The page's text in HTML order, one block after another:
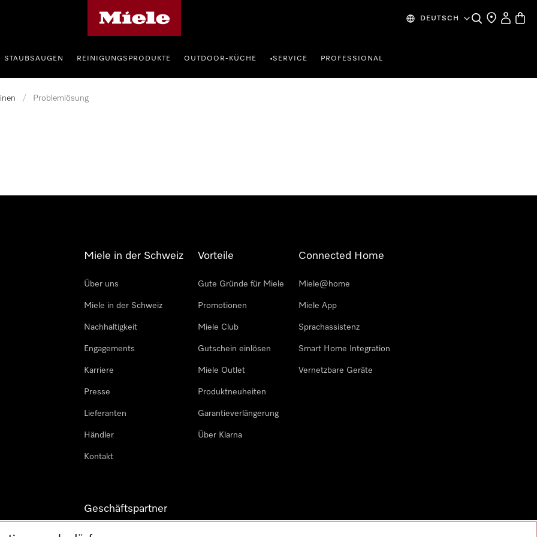
DEUTSCH SucheHändlersuche
Mein
STAUBSAUGEN REINIGUNGSPRODUKTE OUTDOOR-KÜCHE •SERVICE PROFESSIONAL
/ Problemlösung
Miele in der Schweiz
Über uns
Miele in der Schweiz
Nachhaltigkeit
Engagements
Karriere
Presse
Lieferanten
Händler
Kontakt
Vorteile
Gute Gründe für Miele
Promotionen
Miele Club
Gutschein einlösen
Miele Outlet
Produktneuheiten
Garantieverlängerung
Über Klarna
Connected Home
Miele@home
Miele App
Sprachassistenz
Smart Home Integration
Vernetzbare Geräte
Geschäftspartner